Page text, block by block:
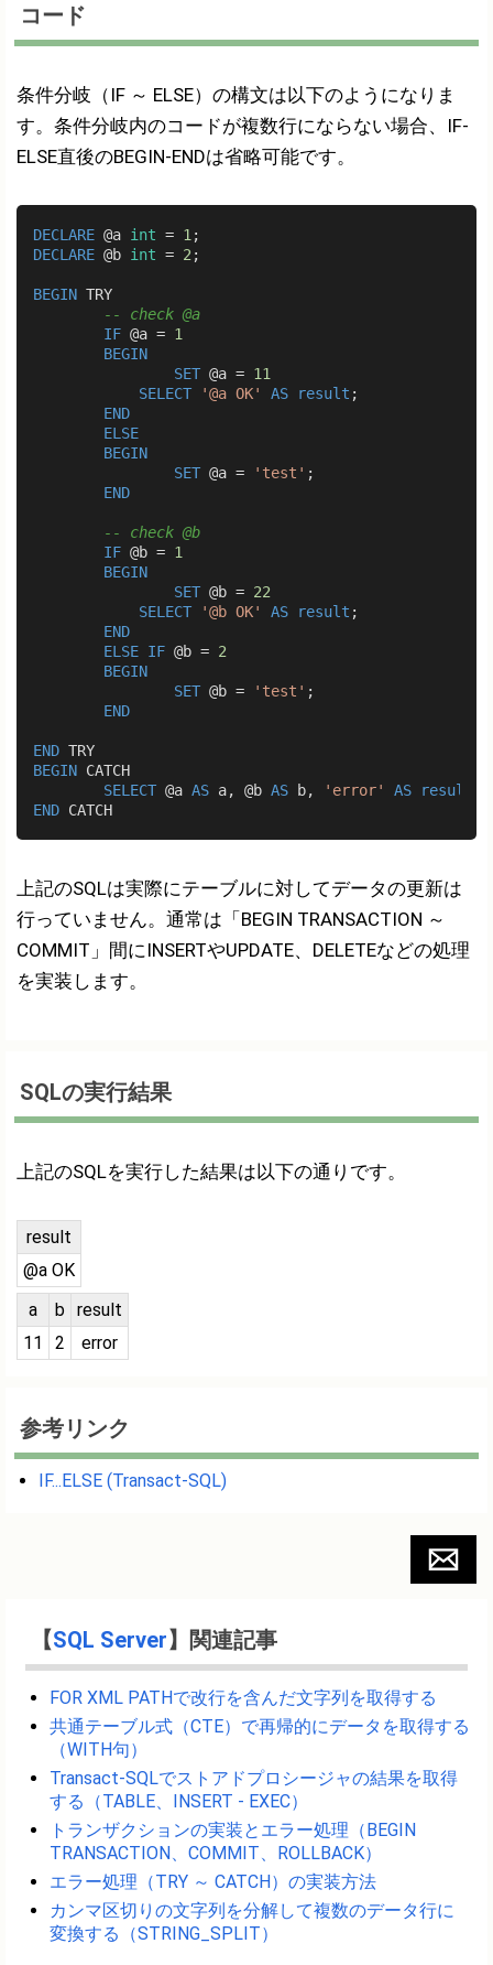
コード
条件分岐（IF ～ ELSE）の構文は以下のようになりま
す。条件分岐内のコードが複数行にならない場合、IF-
ELSE直後のBEGIN-ENDは省略可能です。
DECLARE @a int = 1
DECLARE @b int = 2 ;
BEGIN TRY
-- check @a
IF @a = 1
BEGIN
SET @a = 11
SELECT
'@a OK' AS result ;
END
ELSE
BEGIN
SET @a = 'test' ;
END
-- check @b
IF @b = 1
BEGIN
SET @b = 22
SELECT
'@b OK' AS result ;
END
ELSE IF @b = 2
BEGIN
SET @b = 'test' ;
END
END
BEGIN CATCH
SELECT @a AS a, @b AS b, 'error' AS
result
END
上記のSQLは実際にテーブルに対してデータの更新は
行っていません。通常は「BEGIN TRANSACTION ～
COMMIT」間にINSERTやUPDATE、DELETEなどの処理
を実装します。
SQLの実行結果
上記のSQLを実行した結果は以下の通りです。
result
@a OK
a
b result
11
2 error
参考リンク
IF...ELSE (Transact-SQL)
【SQL Server】関連記事
FOR XML PATHで改行を含んだ文字列を取得する
共通テーブル式（CTE）で再帰的にデータを取得する
（WITH句）
Transact-SQLでストアドプロシージャの結果を取得
する（TABLE、INSERT - EXEC）
トランザクションの実装とエラー処理（BEGIN
TRANSACTION、COMMIT、ROLLBACK）
エラー処理（TRY ～ CATCH）の実装方法
カンマ区切りの文字列を分解して複数のデータ行に
変換する（STRING_SPLIT）